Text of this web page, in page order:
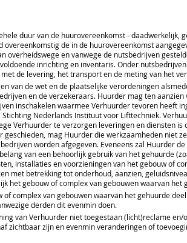
duur van de huurovereenkomst - daadwerkelijk,
overeenkomstig de in de huurovereenkomst
overheidswege en vanwege de nutsbedrijven
inrichting en inventaris. Onder
de levering, het transport en de meting van het
van de wet en de plaatselijke verordeningen
en de verzekeraars. Huurder mag ten
inschakelen waarmee Verhuurder tevoren heeft
Nederlands Instituut voor Lifttechniek.
Verhuurder te verzorgen leveringen en diensten
mag Huurder die werkzaamheden niet
worden afgegeven. Eveneens zal Huurder
van een behoorlijk gebruik van het gehuurde
installaties en voorzieningen van het gebouw of
met betrekking tot onderhoud, aanzien,
het gebouw of complex van gebouwen waarvan het
complex van gebouwen waarvan het gehuurde
derden dit evenmin doen.
van Verhuurder niet toegestaan (licht)reclame
zichtbaar zijn en evenmin veranderingen of